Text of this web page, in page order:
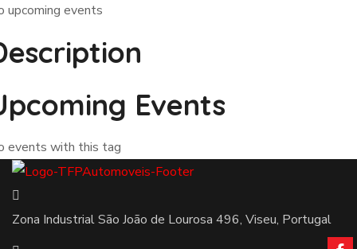
upcoming events
Events
events with this tag
Zona Industrial São João de Lourosa 496, Viseu, Portugal